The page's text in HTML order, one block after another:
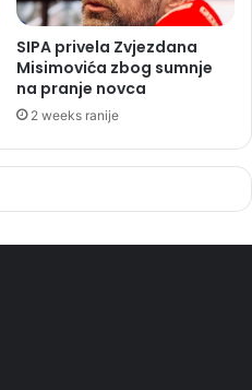
SIPA privela Zvjezdana
Misimovića zbog sumnje
na pranje novca
2 weeks ranije